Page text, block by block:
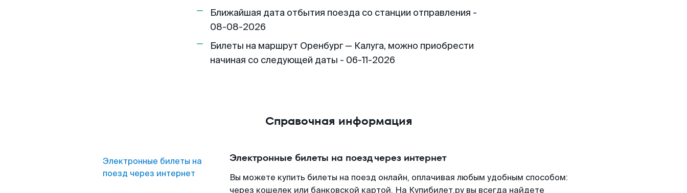
Ближайшая дата отбытия поезда со станции отправления -
08-08-2026
Билеты на маршрут Оренбург — Калуга, можно приобрести
начиная со следующей даты - 06-11-2026
Справочная информация
Электронные билеты на
поезд через интернет
Электронные билеты на поезд через интернет
Вы можете купить билеты на поезд онлайн, оплачивая любым удобным способом:
через кошелек или банковской картой. На Купибилет.ру вы всегда найдете